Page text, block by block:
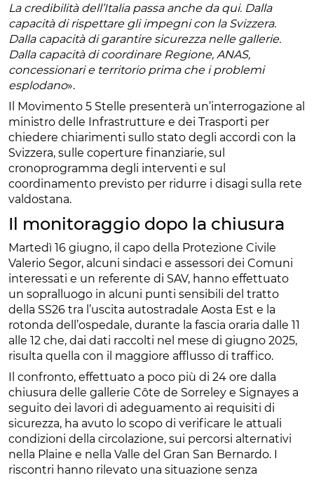
La credibilità dell’Italia passa anche da qui. Dalla
capacità di rispettare gli impegni con la Svizzera.
Dalla capacità di garantire sicurezza nelle gallerie.
Dalla capacità di coordinare Regione, ANAS,
concessionari e territorio prima che i problemi
esplodano».
Il Movimento 5 Stelle presenterà un’interrogazione al
ministro delle Infrastrutture e dei Trasporti per
chiedere chiarimenti sullo stato degli accordi con la
Svizzera, sulle coperture finanziarie, sul
cronoprogramma degli interventi e sul
coordinamento previsto per ridurre i disagi sulla rete
valdostana.
Il monitoraggio dopo la chiusura
Martedì 16 giugno, il capo della Protezione Civile
Valerio Segor, alcuni sindaci e assessori dei Comuni
interessati e un referente di SAV, hanno effettuato
un sopralluogo in alcuni punti sensibili del tratto
della SS26 tra l’uscita autostradale Aosta Est e la
rotonda dell’ospedale, durante la fascia oraria dalle 11
alle 12 che, dai dati raccolti nel mese di giugno 2025,
risulta quella con il maggiore afflusso di traffico.
Il confronto, effettuato a poco più di 24 ore dalla
chiusura delle gallerie Côte de Sorreley e Signayes a
seguito dei lavori di adeguamento ai requisiti di
sicurezza, ha avuto lo scopo di verificare le attuali
condizioni della circolazione, sui percorsi alternativi
nella Plaine e nella Valle del Gran San Bernardo. I
riscontri hanno rilevato una situazione senza